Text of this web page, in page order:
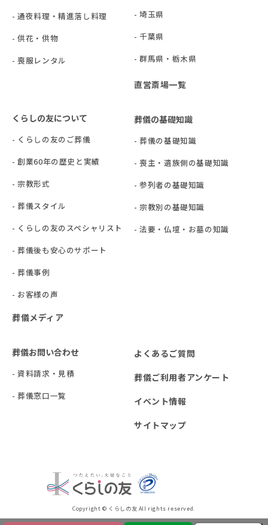
- 通夜料理・精進落し料理
- 供花・供物
- 喪服レンタル
- 埼玉県
- 千葉県
- 群⾺県・栃⽊県
直営斎場一覧
くらしの友について
- くらしの友のご葬儀
- 創業60年の歴史と実績
- 宗教形式
- 葬儀スタイル
- くらしの友のスペシャリスト
- 葬儀後も安心のサポート
- 葬儀事例
- お客様の声
葬儀メディア
葬儀の基礎知識
- 葬儀の基礎知識
- 喪主・遺族側の基礎知識
- 参列者の基礎知識
- 宗教別の基礎知識
- 法要・仏壇・お墓の知識
葬儀お問い合わせ
- 資料請求・見積
- 葬儀窓口一覧
よくあるご質問
葬儀ご利用者アンケート
イベント情報
サイトマップ
Copyright © くらしの友 All rights reserved.